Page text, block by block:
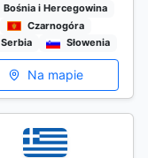
Bośnia i Hercegowina
Czarnogóra
Serbia
Słowenia
Na mapie